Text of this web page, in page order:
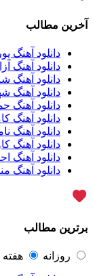
آراد عباسی
آراز
آراز آرا
آراز المان2
آراز نصیری1
آراکو1
آراکوم3
آران2
آران براتی1
آران براتی و
آران، مُوِرس
آرپژ1
آرتا1
آرتان گادلی
آرتين
آخرین مطالب
دانلود آهنگ
دانلود آهنگ
دانلود آهنگ
دانلود آهنگ
دانلود آهنگ
دانلود آهنگ
دانلود آهنگ
دانلود آهنگ
دانلود آهنگ
دانلود آهنگ
برترین مطالب
روزانه هفته